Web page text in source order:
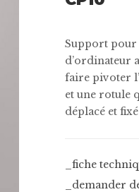
Support
d’ordinateur
faire pivoter
et une rotule
déplacé et
_fiche
_demander